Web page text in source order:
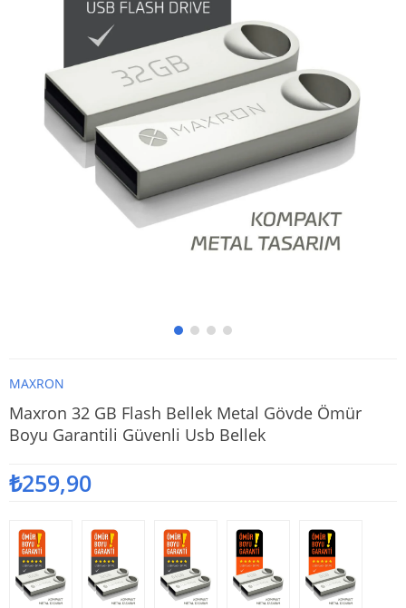
MAXRON
Maxron 32 GB Flash Bellek Metal Gövde Ömür
Boyu Garantili Güvenli Usb Bellek
₺259,90